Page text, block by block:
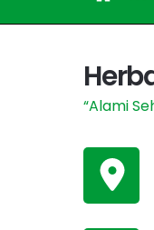
“Alami